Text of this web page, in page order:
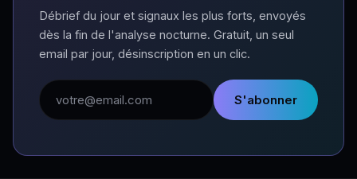
Débrief du jour et signaux les plus forts, envoyés
dès la fin de l'analyse nocturne. Gratuit, un seul
email par jour, désinscription en un clic.
Adresse email
S'abonner